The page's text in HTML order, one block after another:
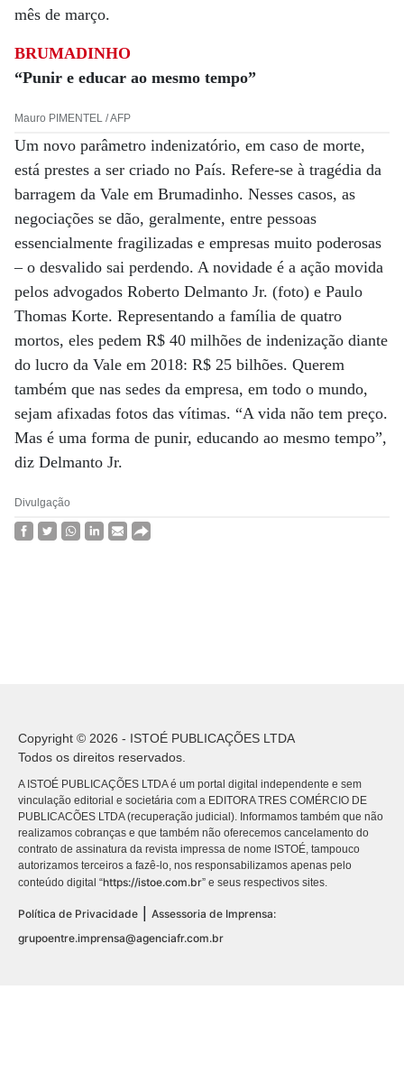
mês de março.
BRUMADINHO
“Punir e educar ao mesmo tempo”
Mauro PIMENTEL / AFP
Um novo parâmetro indenizatório, em caso de morte,
está prestes a ser criado no País. Refere-se à tragédia da
barragem da Vale em Brumadinho. Nesses casos, as
negociações se dão, geralmente, entre pessoas
essencialmente fragilizadas e empresas muito poderosas
– o desvalido sai perdendo. A novidade é a ação movida
pelos advogados Roberto Delmanto Jr. (foto) e Paulo
Thomas Korte. Representando a família de quatro
mortos, eles pedem R$ 40 milhões de indenização diante
do lucro da Vale em 2018: R$ 25 bilhões. Querem
também que nas sedes da empresa, em todo o mundo,
sejam afixadas fotos das vítimas. “A vida não tem preço.
Mas é uma forma de punir, educando ao mesmo tempo”,
diz Delmanto Jr.
Divulgação
Copyright © 2026 - ISTOÉ PUBLICAÇÕES LTDA
Todos os direitos reservados.
A ISTOÉ PUBLICAÇÕES LTDA é um portal digital independente e sem
vinculação editorial e societária com a EDITORA TRES COMÉRCIO DE
PUBLICACÕES LTDA (recuperação judicial). Informamos também que não
realizamos cobranças e que também não oferecemos cancelamento do
contrato de assinatura da revista impressa de nome ISTOÉ, tampouco
autorizamos terceiros a fazê-lo, nos responsabilizamos apenas pelo
conteúdo digital “https://istoe.com.br” e seus respectivos sites.
Política de Privacidade
Assessoria de Imprensa:
grupoentre.imprensa@agenciafr.com.br